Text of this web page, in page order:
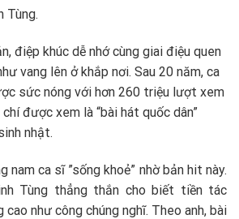
Tùng.
điệp khúc dễ nhớ cùng giai điệu quen
vang lên ở khắp nơi. Sau 20 năm, ca
sức nóng với hơn 260 triệu lượt xem
được xem là “bài hát quốc dân”
nhật.
nam ca sĩ ”sống khoẻ” nhờ bản hit này.
Tùng thẳng thắn cho biết tiền tác
như công chúng nghĩ. Theo anh, bài